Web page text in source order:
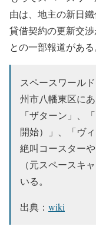
由は、地主の新日
貸借契約の更新交
との一部報道がある
スペースワール
州市八幡東区に
「ザターン」、
開始）」、「ヴ
絶叫コースター
（元スペースキ
いる。
出典： wiki